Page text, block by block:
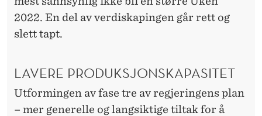
2022. En del av verdiskapingen går rett og
slett tapt.
LAVERE PRODUKSJONSKAPASITET
Utformingen av fase tre av regjeringens plan
– mer generelle og langsiktige tiltak for å